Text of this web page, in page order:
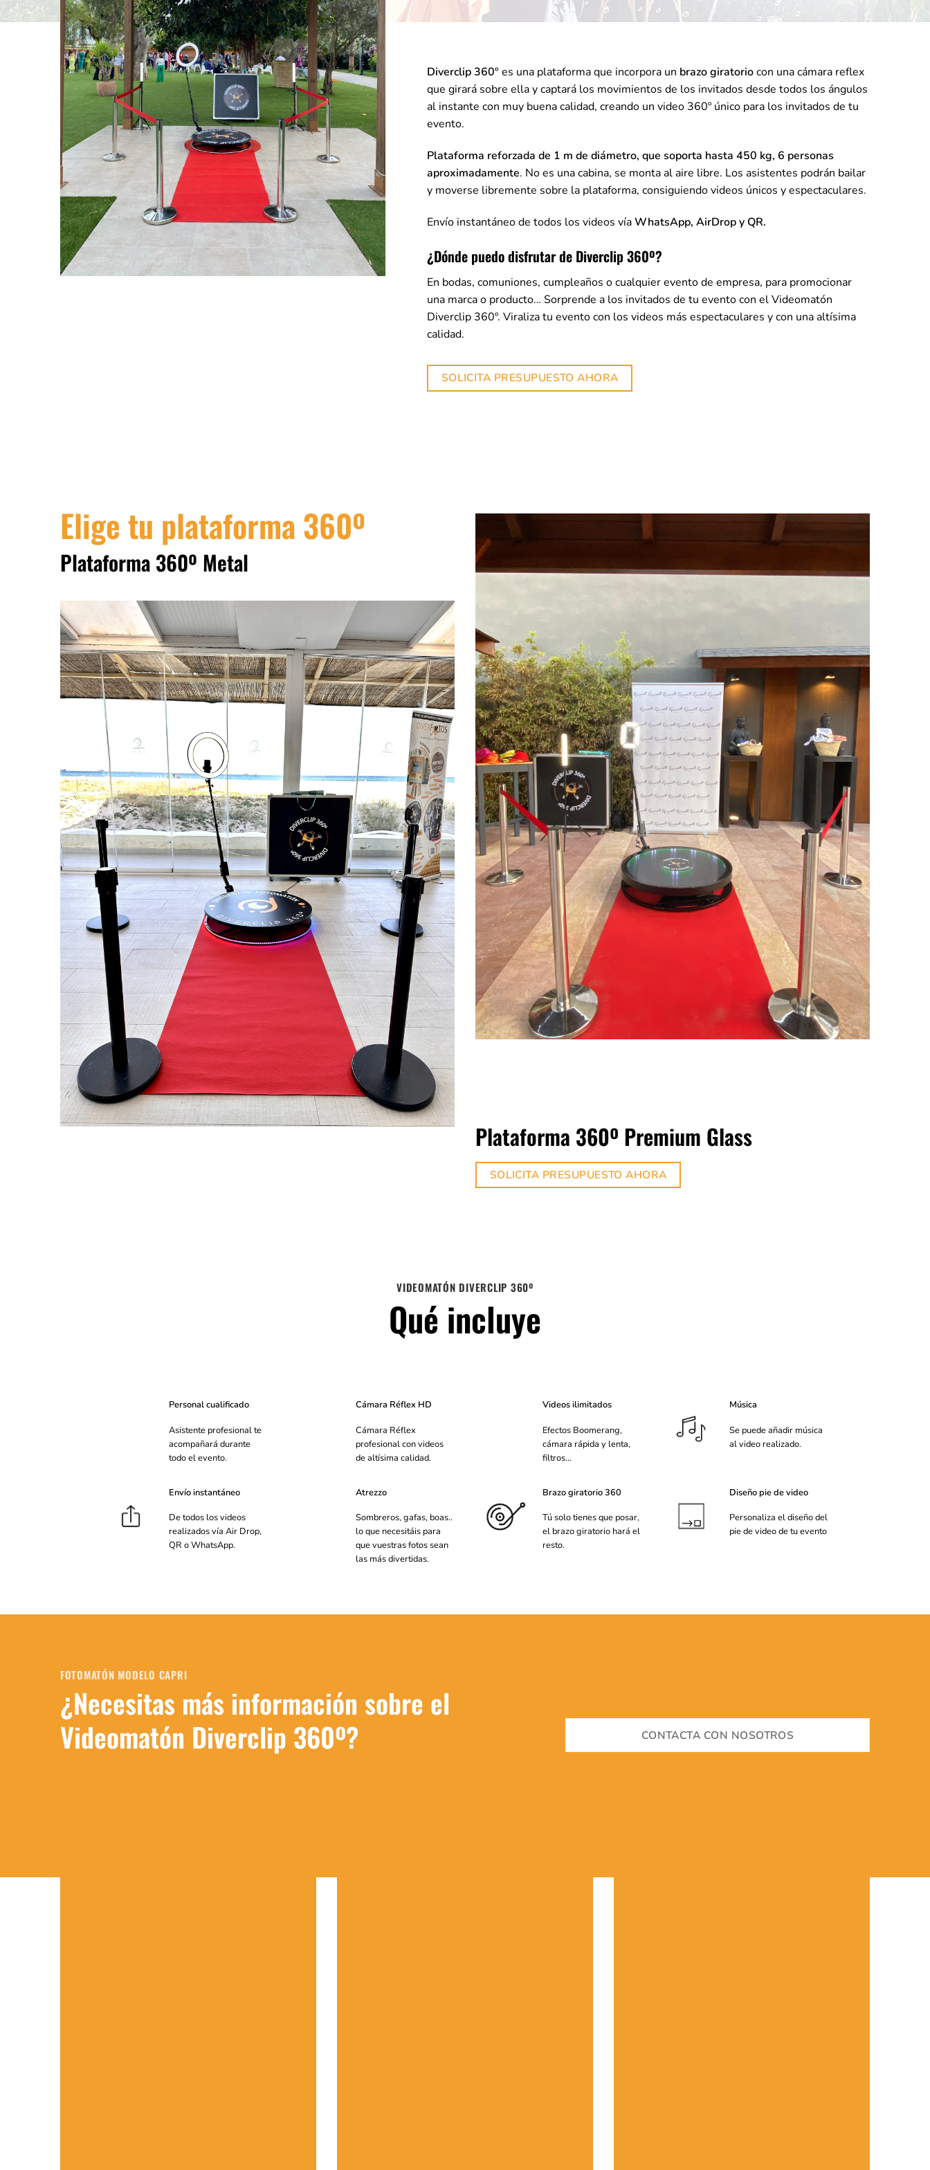
Diverclip 360ºes una plataforma que incorpora un brazo giratoriocon una cámara reflex
que girará sobre ella y captará los movimientos de los invitados desde todos los ángulos
al instante con muy buena calidad, creando un video 360º único para los invitados de tu
evento.
Plataforma reforzada de 1 m de diámetro, que soporta hasta 450 kg, 6 personas
aproximadamente. No es una cabina, se monta al aire libre. Los asistentes podrán bailar
y moverse libremente sobre la plataforma, consiguiendo videos únicos y espectaculares.
Envío instantáneo de todos los videos víaWhatsApp, AirDrop y QR.
¿Dónde puedo disfrutar de Diverclip 360º?
En bodas, comuniones, cumpleaños o cualquier evento de empresa, para promocionar
una marca o producto… Sorprende a los invitados de tu evento con el Videomatón
Diverclip 360º. Viraliza tu evento con los videos más espectaculares y con una altísima
calidad.
SOLICITA PRESUPUESTO AHORA
Elige tu plataforma 360º
Plataforma 360º Metal
Plataforma 360º Premium Glass
SOLICITA PRESUPUESTO AHORA
VIDEOMATÓN DIVERCLIP 360º
Qué incluye
Personal cualificado
Asistente profesional te
acompañará durante
todo el evento.
Cámara Réflex HD
Cámara Réflex
profesional con videos
de altísima calidad.
Videos ilimitados
Efectos Boomerang,
cámara rápida y lenta,
filtros…
Música
Se puede añadir música
al video realizado.
Envío instantáneo
De todos los videos
realizados vía Air Drop,
QR o WhatsApp.
Atrezzo
Sombreros, gafas, boas..
lo que necesitáis para
que vuestras fotos sean
las más divertidas.
Brazo giratorio 360
Tú solo tienes que posar,
el brazo giratorio hará el
resto.
Diseño pie de video
Personaliza el diseño del
pie de video de tu evento
FOTOMATÓN MODELO CAPRI
¿Necesitas más información sobre el
Videomatón Diverclip 360º?
CONTACTA CON NOSOTROS